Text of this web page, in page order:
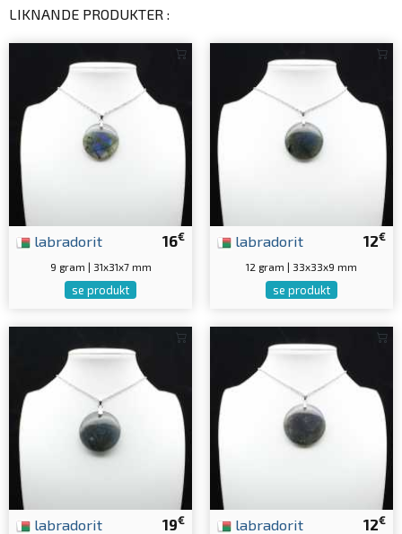
LIKNANDE PRODUKTER :
16€
labradorit
9 gram | 31x31x7 mm
se produkt
12€
labradorit
12 gram | 33x33x9 mm
se produkt
19€
labradorit 12€
labradorit